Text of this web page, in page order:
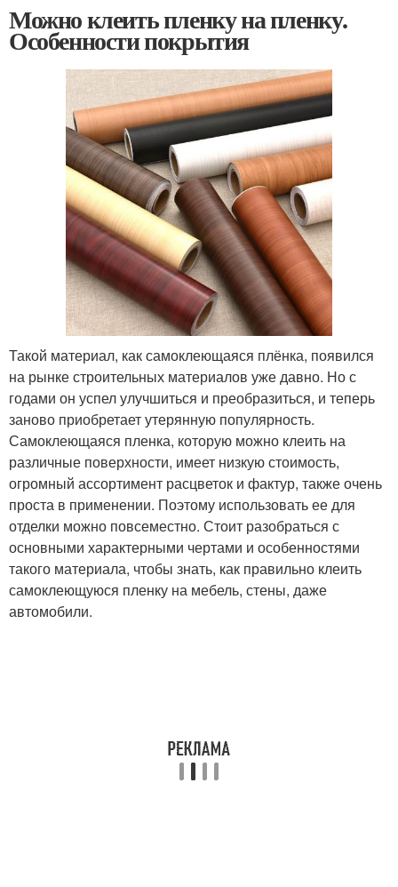
Можно клеить пленку на пленку.
Особенности покрытия
Такой материал, как самоклеющаяся плёнка, появился
на рынке строительных материалов уже давно. Но с
годами он успел улучшиться и преобразиться, и теперь
заново приобретает утерянную популярность.
Самоклеющаяся пленка, которую можно клеить на
различные поверхности, имеет низкую стоимость,
огромный ассортимент расцветок и фактур, также очень
проста в применении. Поэтому использовать ее для
отделки можно повсеместно. Стоит разобраться с
основными характерными чертами и особенностями
такого материала, чтобы знать, как правильно клеить
самоклеющуюся пленку на мебель, стены, даже
автомобили.